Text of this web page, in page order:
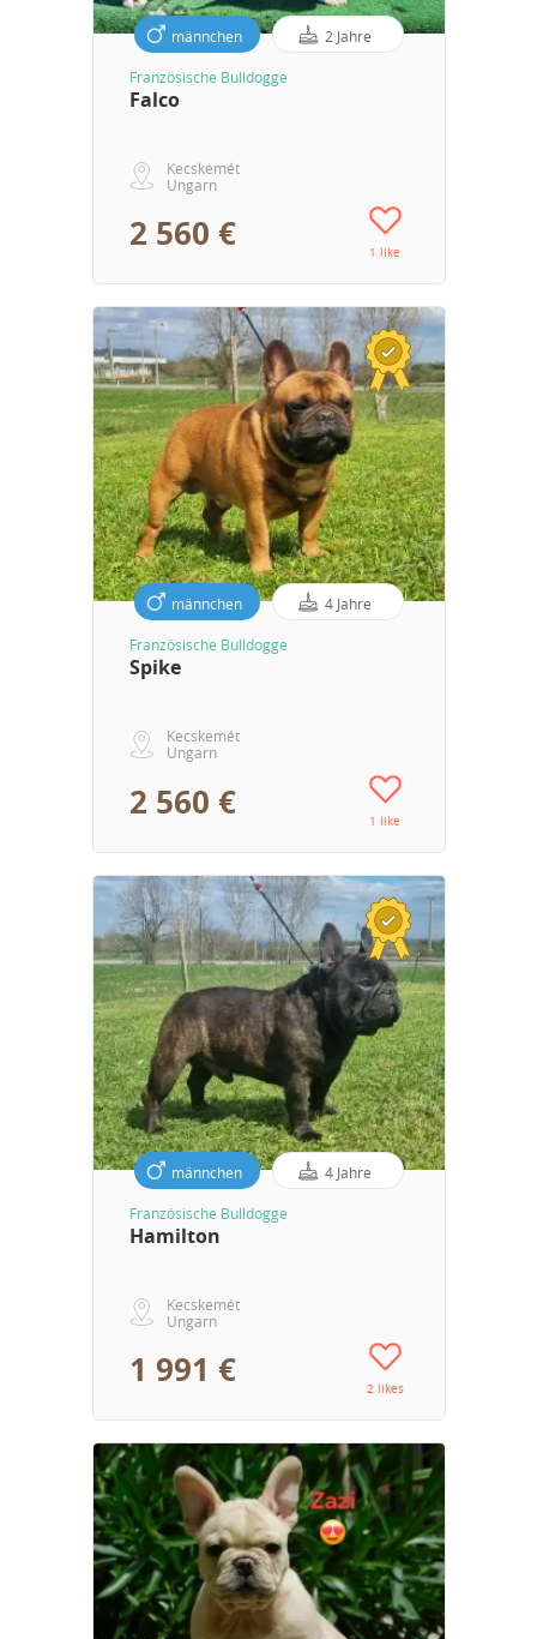
männchen 2 Jahre
Französische Bulldogge
Falco
Kecskemét
Ungarn
2 560 € 1 like
männchen 4 Jahre
Französische Bulldogge
Spike
Kecskemét
Ungarn
2 560 € 1 like
männchen 4 Jahre
Französische Bulldogge
Hamilton
Kecskemét
Ungarn
1 991 € 2 likes